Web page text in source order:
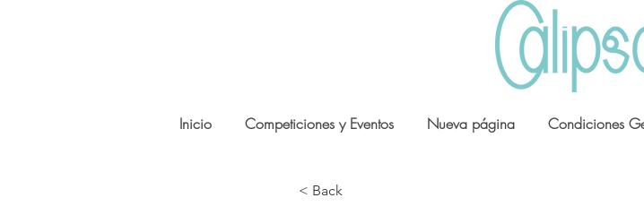
Inicio Competiciones y Eventos Nueva página Condiciones
< Back